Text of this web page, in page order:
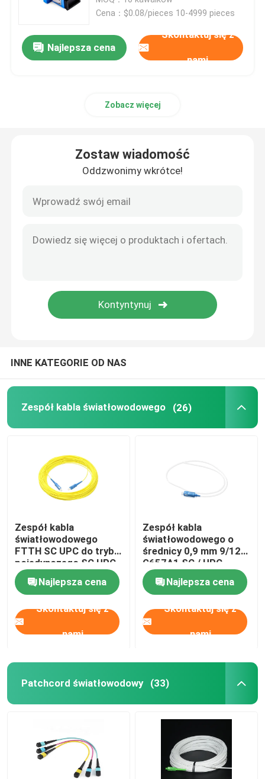
Pętla zwrotna światłowodu
Panel krosowy MPO
zamknięcie spawu światłowodowego
Konwerter mediów światłowodowych
Kabel połączeniowy Ethernet
Sprzęt do testowania włókien
Cena：$0.08/pieces 10-4999 pieces
Najlepsza cena
Skontaktuj się z
nami
Zobacz więcej
Zostaw wiadomość
Oddzwonimy wkrótce!
INNE KATEGORIE OD NAS
Zespół kabla światłowodowego (26)
Zespół kabla
światłowodowego
FTTH SC UPC do trybu
pojedynczego SC UPC
Najlepsza cena
Skontaktuj się z
nami
Zespół kabla
światłowodowego o
średnicy 0,9 mm 9/125
G657A1 SC / UPC
Simplex Polished White
Najlepsza cena
Skontaktuj się z
nami
Patchcord światłowodowy (33)